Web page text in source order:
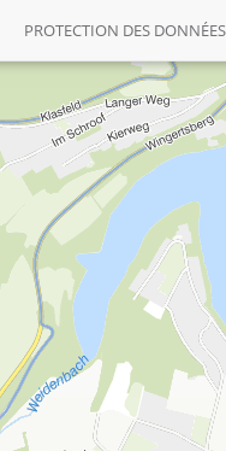
PROTECTION DES DONNÉES